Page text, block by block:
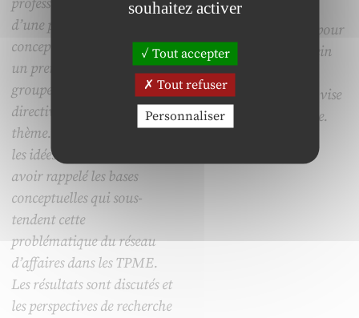
professionnel. A l’issue
d’une phase de
conceptualisation initiale,
un premier entretien de
groupe sous forme semi-
directive a eu lieu sur ce
thème. L’article en restitue
les idées essentielles, après
avoir rappelé les bases
conceptuelles qui sous-
tendent cette
problématique du réseau
d’affaires dans les TPME.
Les résultats sont discutés et
les perspectives de recherche
comment la GRH
s’approprie ces figures pour
se mettre en scène au sein
d’un système de
management dont elle vise
à renforcer la cohérence.
souhaitez activer
Tout accepter
Tout refuser
Personnaliser